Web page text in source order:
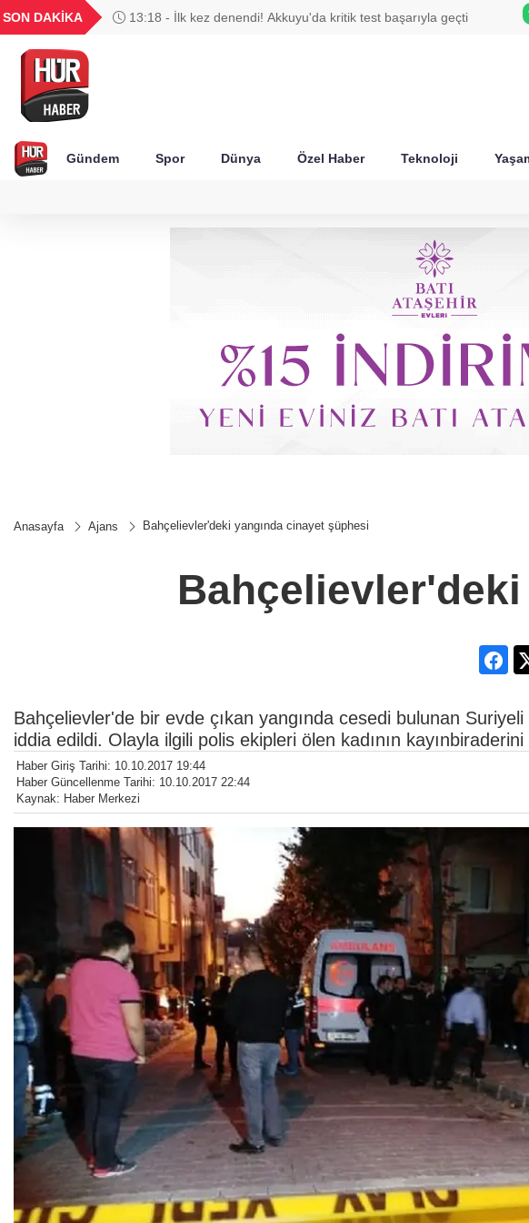
SON DAKİKA 13:18 - İlk kez denendi! Akkuyu'da kritik test başarıyla geçti
UYU
1,1856
18,1983
16,2474
28,0626
0,0018
Gündem Spor Dünya Özel Haber Teknoloji
Anasayfa Ajans Bahçelievler'deki yangında cinayet şüphesi
Bahçelievler'de bir evde çıkan yangında cesedi bulunan
iddia edildi. Olayla ilgili polis ekipleri ölen kadının kayınbiraderini
Haber Giriş Tarihi: 10.10.2017 19:44
Haber Güncellenme Tarihi: 10.10.2017 22:44
Kaynak: Haber Merkezi